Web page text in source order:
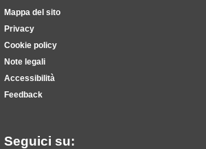
Mappa del sito
Privacy
Cookie policy
Note legali
Accessibilità
Feedback
Seguici su: